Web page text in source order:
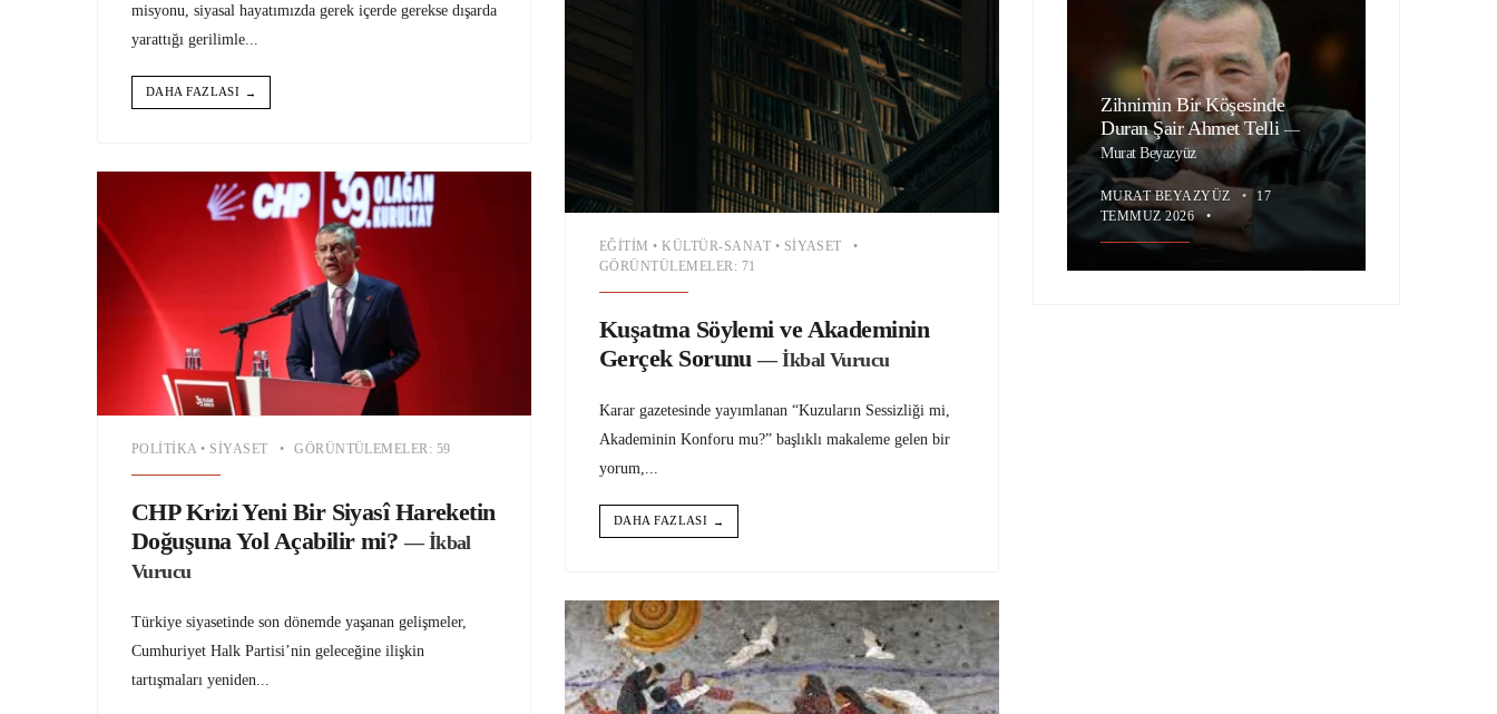
misyonu, siyasal hayatımızda gerek içerde gerekse dışarda
yarattığı gerilimle
DAHA FAZLASI →
EĞITIM •KÜLTÜR-SANAT • SIYASET
•
GÖRÜNTÜLEMELER: 71
Kuşatma Söylemi ve Akademinin
Gerçek Sorunu — İkbal Vurucu
Karar gazetesinde yayımlanan “Kuzuların Sessizliği mi,
Akademinin Konforu mu?” başlıklı makaleme gelen bir
yorum,...
DAHA FAZLASI →
POLITIKA • SIYASET • GÖRÜNTÜLEMELER: 59
CHP Krizi Yeni Bir Siyasî Hareketin
Doğuşuna Yol Açabilir mi? — İkbal
Vurucu
Türkiye siyasetinde son dönemde yaşanan gelişmeler,
Cumhuriyet Halk Partisi’nin geleceğine ilişkin
tartışmaları yeniden
Zihnimin Bir Köşesinde
Duran Şair Ahmet Telli —
Murat Beyazyüz
MURAT BEYAZYÜZ •
17
TEMMUZ 2026 •